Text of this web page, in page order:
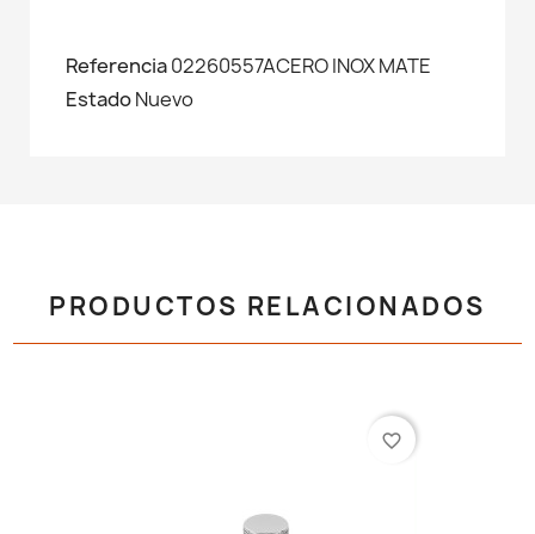
Referencia02260557ACERO INOX MATE
EstadoNuevo
PRODUCTOS RELACIONADOS
favorite_border